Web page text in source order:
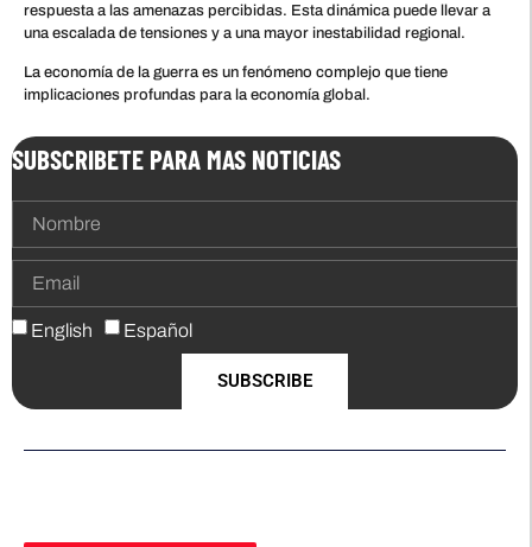
respuesta a las amenazas percibidas. Esta dinámica puede llevar a
una escalada de tensiones y a una mayor inestabilidad regional.
La economía de la guerra es un fenómeno complejo que tiene
implicaciones profundas para la economía global.
SUBSCRIBETE PARA MAS NOTICIAS
English Español
SUBSCRIBE